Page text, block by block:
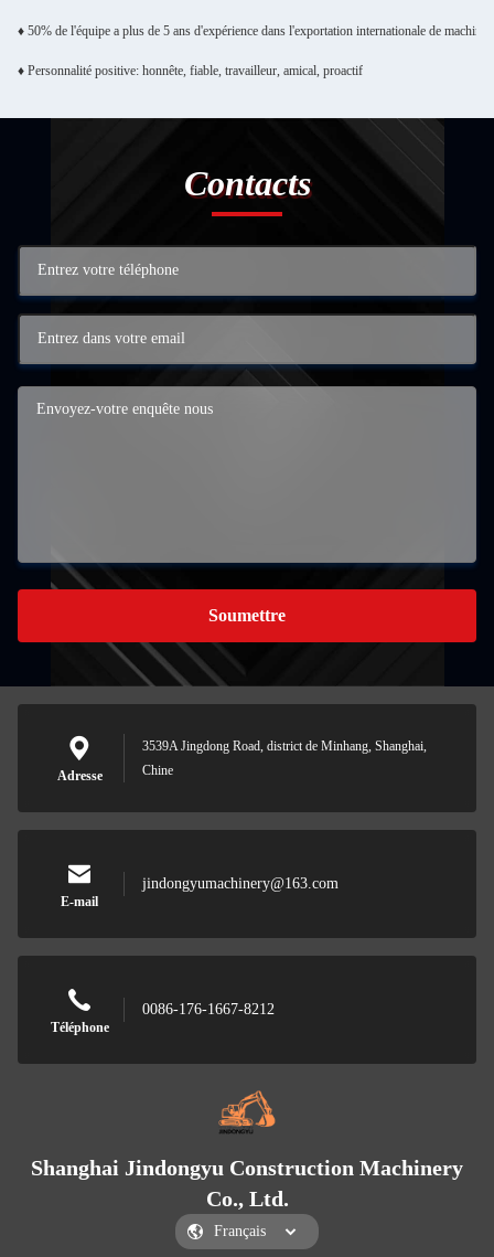
♦ 50% de l'équipe a plus de 5 ans d'expérience dans l'exportation internationale de machines
♦ Personnalité positive: honnête, fiable, travailleur, amical, proactif
Contacts
Soumettre
Adresse
3539A Jingdong Road, district de Minhang, Shanghai,
Chine
E-mail
jindongyumachinery@163.com
Téléphone
0086-176-1667-8212
Shanghai Jindongyu Construction Machinery
Co., Ltd.